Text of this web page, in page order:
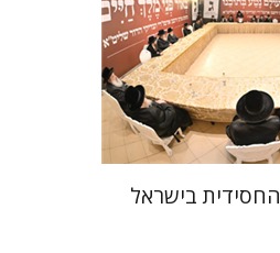
ספר מודפס
$46
$41
בישראל